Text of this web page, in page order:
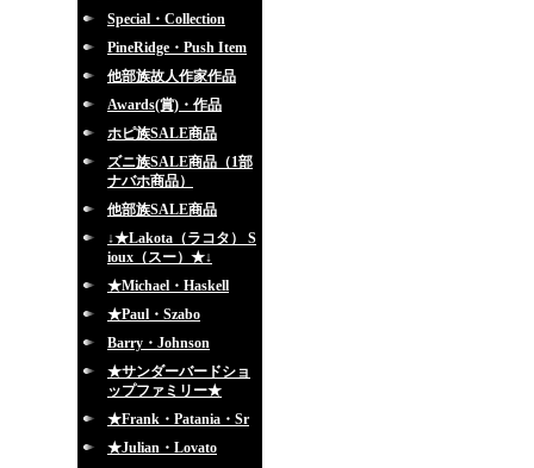
Special・Collection
PineRidge・Push Item
他部族故人作家作品
Awards(賞)・作品
ホピ族SALE商品
ズニ族SALE商品（1部
ナバホ商品）
他部族SALE商品
↓★Lakota（ラコタ） S
ioux（スー）★↓
★Michael・Haskell
★Paul・Szabo
Barry・Johnson
★サンダーバードショ
ップファミリー★
★Frank・Patania・Sr
★Julian・Lovato